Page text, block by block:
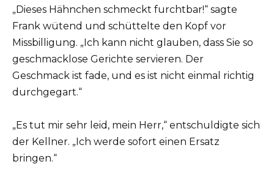
„Dieses Hähnchen schmeckt furchtbar!“ sagte
Frank wütend und schüttelte den Kopf vor
Missbilligung. „Ich kann nicht glauben, dass Sie so
geschmacklose Gerichte servieren. Der
Geschmack ist fade, und es ist nicht einmal richtig
durchgegart.“
„Es tut mir sehr leid, mein Herr,“ entschuldigte sich
der Kellner. „Ich werde sofort einen Ersatz
bringen.“